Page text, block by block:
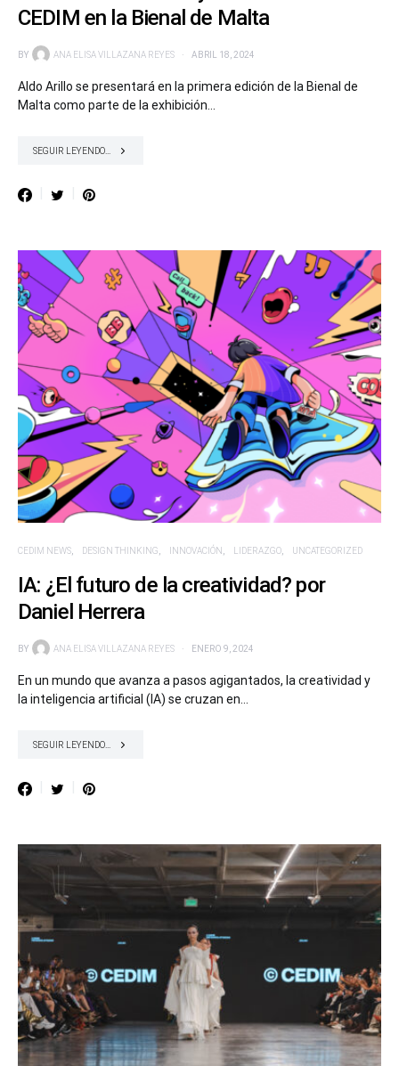
CEDIM en la Bienal de Malta
BY ANA ELISA VILLAZANA REYES ABRIL 18, 2024
Aldo Arillo se presentará en la primera edición de la Bienal de
Malta como parte de la exhibición…
SEGUIR LEYENDO...
CEDIM NEWS DESIGN THINKING INNOVACIÓN LIDERAZGO UNCATEGORIZED
IA: ¿El futuro de la creatividad? por
Daniel Herrera
BY ANA ELISA VILLAZANA REYES ENERO 9, 2024
En un mundo que avanza a pasos agigantados, la creatividad y
la inteligencia artificial (IA) se cruzan en…
SEGUIR LEYENDO...